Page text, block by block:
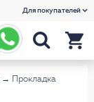
Для покупателей
→
Прокладка